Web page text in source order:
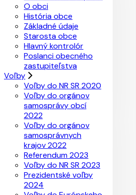
O obci
História obce
Základné údaje
Starosta obce
Hlavný kontrolór
Poslanci obecného
zastupiteľstva
Voľby
Voľby do NR SR 2020
Voľby do orgánov
samosprávy obcí
2022
Voľby do orgánov
samosprávnych
krajov 2022
Referendum 2023
Voľby do NR SR 2023
Prezidentské voľby
2024